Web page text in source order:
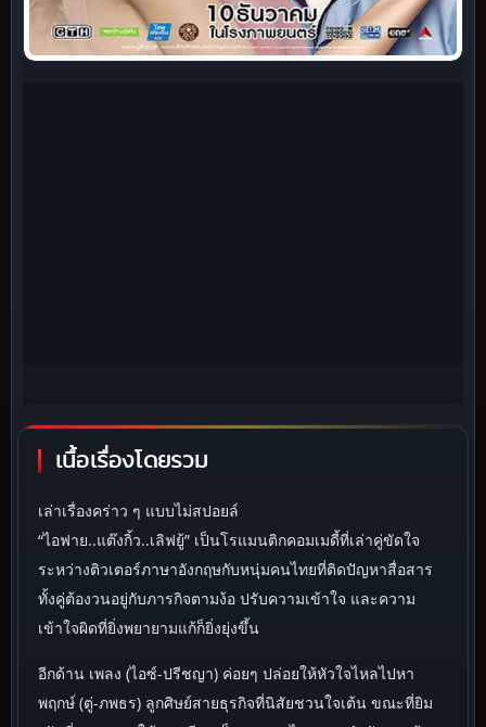
เนื้อเรื่องโดยรวม
เล่าเรื่องคร่าว ๆ แบบไม่สปอยล์
“ไอฟาย..แต๊งกิ้ว..เลิฟยู้” เป็นโรแมนติกคอมเมดี้ที่เล่าคู่ขัดใจ
ระหว่างติวเตอร์ภาษาอังกฤษกับหนุ่มคนไทยที่ติดปัญหาสื่อสาร
ทั้งคู่ต้องวนอยู่กับภารกิจตามง้อ ปรับความเข้าใจ และความ
เข้าใจผิดที่ยิ่งพยายามแก้ก็ยิ่งยุ่งขึ้น
อีกด้าน เพลง (ไอซ์-ปรีชญา) ค่อยๆ ปล่อยให้หัวใจไหลไปหา
พฤกษ์ (ตู่-ภพธร) ลูกศิษย์สายธุรกิจที่นิสัยชวนใจเต้น ขณะที่ยิม